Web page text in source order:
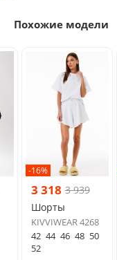
Похожие модели
-16%
3 318 3 939
Шорты
KIVVIWEAR 4268
42 44 46 48 50
52